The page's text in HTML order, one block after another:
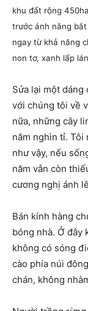
khu đất rộng
trước ánh nắng
ngay từ khả năng
non tơ, xanh lấp
Sửa lại một
với chúng tôi về
nữa, những cây
năm nghìn tỉ. Tôi
như vậy, nếu
năm vẫn còn
cương nghị ánh
Bán kính hàng
bóng nhà. Ở đây
không có sóng
cào phía núi
chán, không